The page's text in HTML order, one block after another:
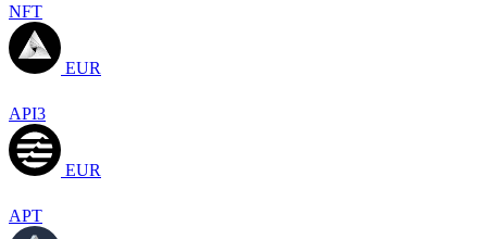
NFT
EUR
API3
EUR
APT